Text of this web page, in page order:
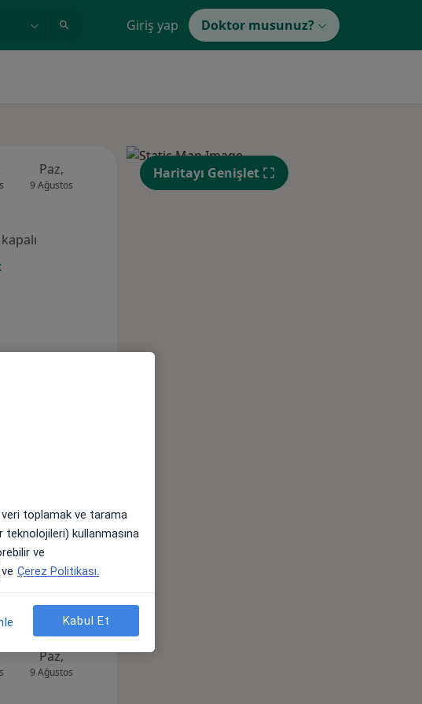
Giriş yap Doktor musunuz?
Paz,
9 Ağustos 10 Ağustos
Sal,
11 Ağustos
Çar,
12 Ağustos
Paz,
9 Ağustos
Pzt,
Haritayı Genişlet
veri toplamak ve tarama
teknolojileri) kullanmasına
ve
ve Çerez Politikası.
Kabul Et